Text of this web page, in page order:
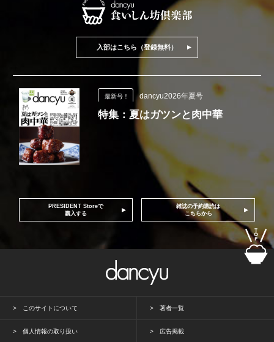
入部はこちら（登録無料）
最新号！ dancyu2026年夏号
特集：夏はガツンと肉中華
PRESIDENT Storeで
購入する
雑誌の予約購読は
こちらから
このサイトについて 著者一覧
個人情報の取り扱い 広告掲載